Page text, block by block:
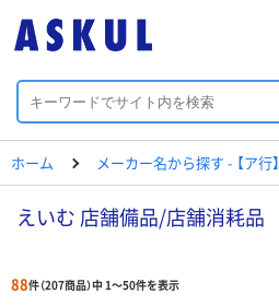
ホーム メーカー名から探す - 【ア行】
えいむ 店舗備品/店舗消耗品
88件（207商品）中 1～50件を表示